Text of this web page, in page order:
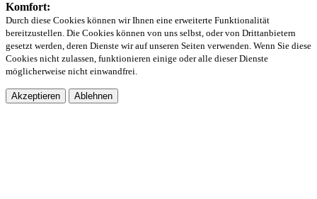
Komfort:
Durch diese Cookies können wir Ihnen eine erweiterte Funktionalität
bereitzustellen. Die Cookies können von uns selbst, oder von Drittanbietern
gesetzt werden, deren Dienste wir auf unseren Seiten verwenden. Wenn Sie diese
Cookies nicht zulassen, funktionieren einige oder alle dieser Dienste
möglicherweise nicht einwandfrei.
Akzeptieren Ablehnen